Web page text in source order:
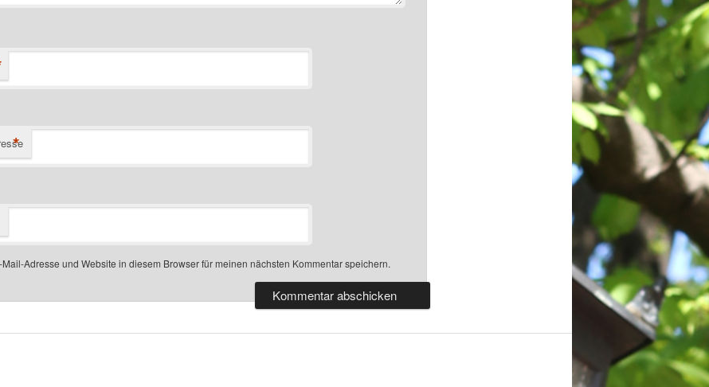
*
Mail-Adresse und Website in diesem Browser für meinen nächsten Kommentar speichern.